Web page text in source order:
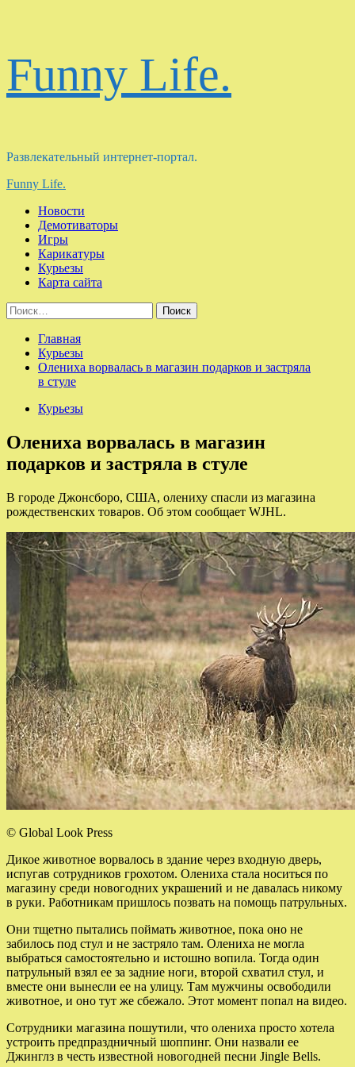
содержимому
Funny Life.
Развлекательный интернет-портал.
Основное
Funny Life.
Новости
Демотиваторы
Игры
Карикатуры
Курьезы
Карта сайта
Найти:
Главная
Курьезы
Олениха ворвалась в магазин подарков и застряла
в стуле
Курьезы
Олениха ворвалась в магазин
подарков и застряла в стуле
В городе Джонсборо, США, олениху спасли из магазина
рождественских товаров. Об этом сообщает WJHL.
© Global Look Press
Дикое животное ворвалось в здание через входную дверь,
испугав сотрудников грохотом. Олениха стала носиться по
магазину среди новогодних украшений и не давалась никому
в руки. Работникам пришлось позвать на помощь патрульных.
Они тщетно пытались поймать животное, пока оно не
забилось под стул и не застряло там. Олениха не могла
выбраться самостоятельно и истошно вопила. Тогда один
патрульный взял ее за задние ноги, второй схватил стул, и
вместе они вынесли ее на улицу. Там мужчины освободили
животное, и оно тут же сбежало. Этот момент попал на видео.
Сотрудники магазина пошутили, что олениха просто хотела
устроить предпраздничный шоппинг. Они назвали ее
Джинглз в честь известной новогодней песни Jingle Bells.